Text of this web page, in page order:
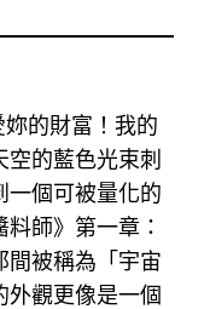
妳的財富！我的
的藍色光束刺
一個可被量化的
師》第一章：
間被稱為「宇宙
外觀更像是一個